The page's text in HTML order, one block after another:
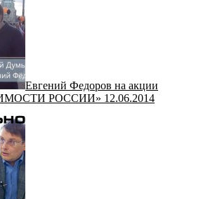
Евгений Федоров на акции
РОССИИ» 12.06.2014